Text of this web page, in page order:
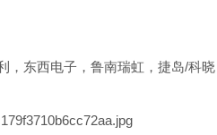
，东西电子，鲁南瑞虹，捷岛/科晓